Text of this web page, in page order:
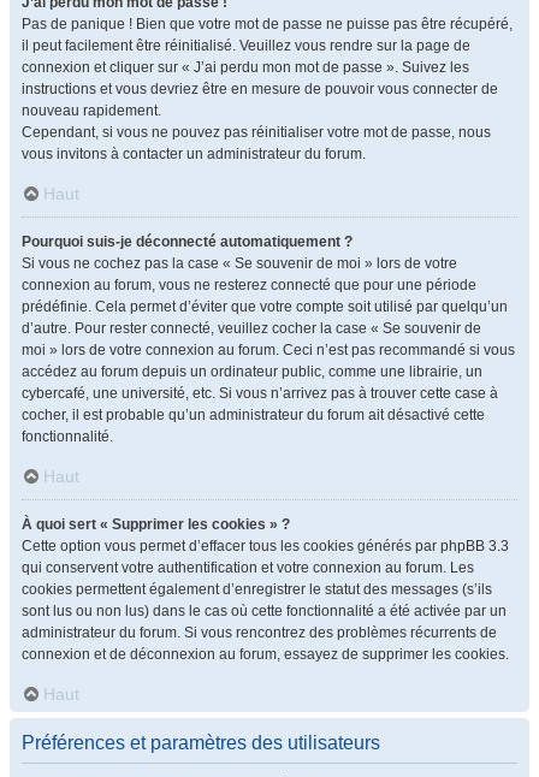
Pas de panique ! Bien que votre mot de passe ne puisse pas être récupéré,
il peut facilement être réinitialisé. Veuillez vous rendre sur la page de
connexion et cliquer sur « J’ai perdu mon mot de passe ». Suivez les
instructions et vous devriez être en mesure de pouvoir vous connecter de
nouveau rapidement.
Cependant, si vous ne pouvez pas réinitialiser votre mot de passe, nous
vous invitons à contacter un administrateur du forum.
Haut
Pourquoi suis-je déconnecté automatiquement ?
Si vous ne cochez pas la case « Se souvenir de moi » lors de votre
connexion au forum, vous ne resterez connecté que pour une période
prédéfinie. Cela permet d’éviter que votre compte soit utilisé par quelqu’un
d’autre. Pour rester connecté, veuillez cocher la case « Se souvenir de
moi » lors de votre connexion au forum. Ceci n’est pas recommandé si vous
accédez au forum depuis un ordinateur public, comme une librairie, un
cybercafé, une université, etc. Si vous n’arrivez pas à trouver cette case à
cocher, il est probable qu’un administrateur du forum ait désactivé cette
fonctionnalité.
Haut
À quoi sert « Supprimer les cookies » ?
Cette option vous permet d’effacer tous les cookies générés par phpBB 3.3
qui conservent votre authentification et votre connexion au forum. Les
cookies permettent également d’enregistrer le statut des messages (s’ils
sont lus ou non lus) dans le cas où cette fonctionnalité a été activée par un
administrateur du forum. Si vous rencontrez des problèmes récurrents de
connexion et de déconnexion au forum, essayez de supprimer les cookies.
Haut
Préférences et paramètres des utilisateurs